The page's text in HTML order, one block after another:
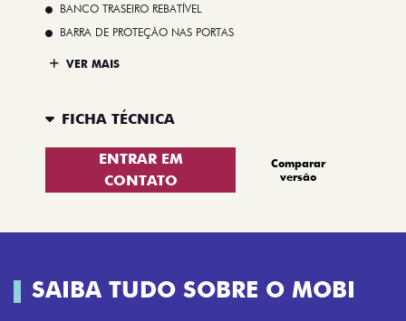
BANCO TRASEIRO REBATÍVEL
BARRA DE PROTEÇÃO NAS PORTAS
VER MAIS
FICHA TÉCNICA
ENTRAR EM
CONTATO
Comparar
versão
SAIBA TUDO SOBRE O MOBI